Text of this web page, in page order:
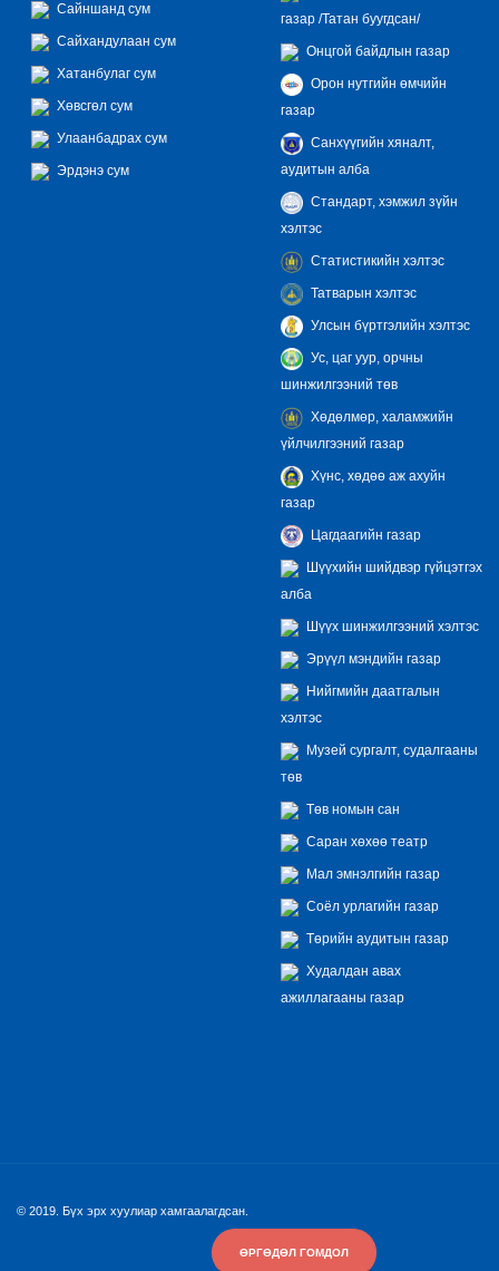
ӨРГӨДӨЛ ГОМДОЛ
Сайншанд сум
Сайхандулаан сум
Хатанбулаг сум
Хөвсгөл сум
Улаанбадрах сум
Эрдэнэ сум
газар /Татан буугдсан/
Онцгой байдлын газар
Орон нутгийн өмчийн
газар
Санхүүгийн хяналт,
аудитын алба
Стандарт, хэмжил зүйн
хэлтэс
Статистикийн хэлтэс
Татварын хэлтэс
Улсын бүртгэлийн хэлтэс
Ус, цаг уур, орчны
шинжилгээний төв
Хөдөлмөр, халамжийн
үйлчилгээний газар
Хүнс, хөдөө аж ахуйн
газар
Цагдаагийн газар
Шүүхийн шийдвэр гүйцэтгэх
алба
Шүүх шинжилгээний хэлтэс
Эрүүл мэндийн газар
Нийгмийн даатгалын
хэлтэс
Музей сургалт, судалгааны
төв
Төв номын сан
Саран хөхөө театр
Мал эмнэлгийн газар
Соёл урлагийн газар
Төрийн аудитын газар
Худалдан авах
ажиллагааны газар
© 2019. Бүх эрх хуулиар хамгаалагдсан.